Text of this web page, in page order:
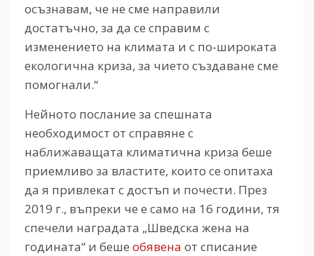
осъзнавам, че не сме направили
достатъчно, за да се справим с
изменението на климата и с по-широката
екологична криза, за чието създаване сме
помогнали.“
Нейното послание за спешната
необходимост от справяне с
наближаващата климатична криза беше
приемливо за властите, които се опитаха
да я привлекат с достъп и почести. През
2019 г., въпреки че е само на 16 години, тя
спечели наградата „Шведска жена на
годината“ и беше обявена от списание